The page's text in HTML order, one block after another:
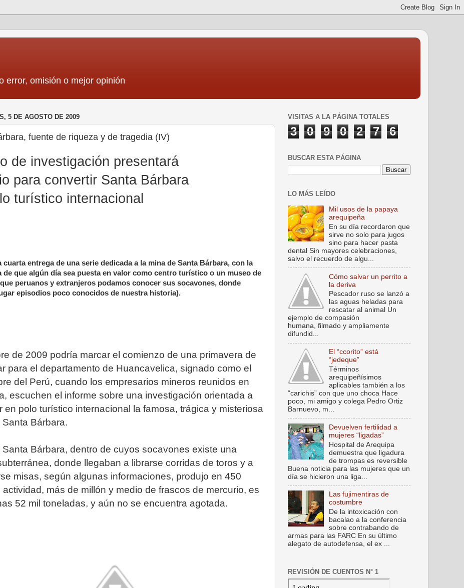
error, omisión o mejor opinión
5 DE AGOSTO DE 2009
fuente de riqueza y de tragedia (IV)
de investigación presentará
para convertir Santa Bárbara
turístico internacional
cuarta entrega de una serie dedicada a la mina de Santa Bárbara, con la
de que algún día sea puesta en valor como centro turístico o un museo de
peruanos y extranjeros podamos conocer sus socavones, donde
episodios poco conocidos de nuestra historia).
de 2009 podría marcar el comienzo de una primavera de
para el departamento de Huancavelica, signado como el
del Perú, cuando los empresarios mineros reunidos en
escuchen el informe sobre una investigación orientada a
en polo turístico internacional la famosa, trágica y misteriosa
Santa Bárbara.
Santa Bárbara, dentro de cuyos socavones existe una
donde llegaban a librarse corridas de toros y a
misas, según algunas informaciones, produjo en 450
actividad, más de millón y medio de frascos de mercurio, es
52 mil toneladas, y aún no se encuentra agotada.
VISITAS A LA PÁGINA TOTALES
3 0 9 0 2 7 6
BUSCAR ESTA PÁGINA
LO MÁS LEÍDO
Mil usos de la papaya
arequipeña
En su día recordaron que
sirve no solo para jugos
sino para hacer pasta
dental Sin mayores celebraciones,
salvo el recuerdo de algu...
Cómo salvar un perrito a
la deriva
Pescador ruso se lanzó a
las aguas heladas para
rescatar al animal Un
ejemplo de compasión
humana, filmado y ampliamente
difundid...
El “ccorito” está
“jedeque”
Términos
arequipeñísimos
aplicables también a los
“carichis” con que uno choca Hace
poco, mi amigo y colega Pedro Ortiz
Barnuevo, m...
Devuelven fertilidad a
mujeres “ligadas”
Hospital de Arequipa
demuestra que ligadura
de trompas es reversible
Buena noticia para las mujeres que un
día se hicieron una liga...
Las fujimentiras de
costumbre
De la intoxicación con
bacalao a la conferencia
sobre contrabando de
armas para las FARC En su último
alegato de autodefensa, el ex ...
REVISIÓN DE CUENTOS N° 1